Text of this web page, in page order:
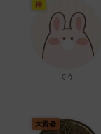
神
てう
大賢者